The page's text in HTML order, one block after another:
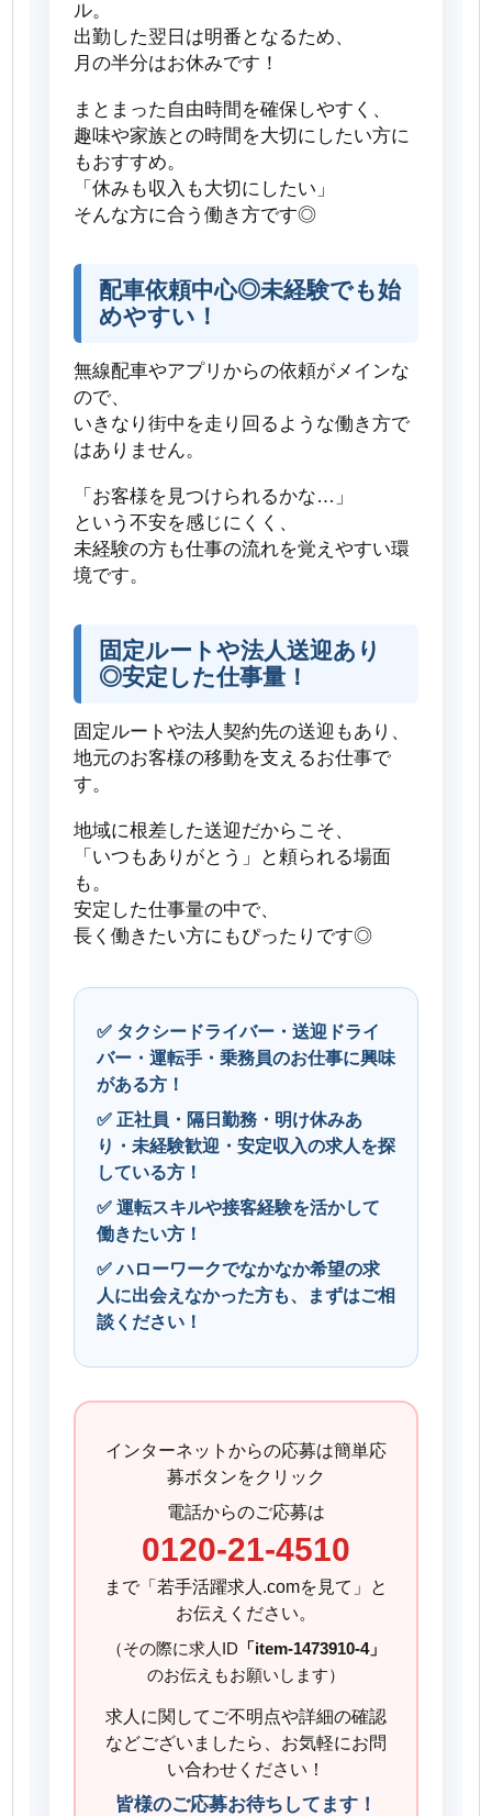
ル。
出勤した翌日は明番となるため、
月の半分はお休みです！
まとまった自由時間を確保しやすく、
趣味や家族との時間を大切にしたい方に
もおすすめ。
「休みも収入も大切にしたい」
そんな方に合う働き方です◎
配車依頼中心◎未経験でも始
めやすい！
無線配車やアプリからの依頼がメインな
ので、
いきなり街中を走り回るような働き方で
はありません。
「お客様を見つけられるかな…」
という不安を感じにくく、
未経験の方も仕事の流れを覚えやすい環
境です。
固定ルートや法人送迎あり
◎安定した仕事量！
固定ルートや法人契約先の送迎もあり、
地元のお客様の移動を支えるお仕事で
す。
地域に根差した送迎だからこそ、
「いつもありがとう」と頼られる場面
も。
安定した仕事量の中で、
長く働きたい方にもぴったりです◎
✅ タクシードライバー・送迎ドライ
バー・運転手・乗務員のお仕事に興味
がある方！
✅ 正社員・隔日勤務・明け休みあ
り・未経験歓迎・安定収入の求人を探
している方！
✅ 運転スキルや接客経験を活かして
働きたい方！
✅ ハローワークでなかなか希望の求
人に出会えなかった方も、まずはご相
談ください！
インターネットからの応募は簡単応
募ボタンをクリック
電話からのご応募は
0120-21-4510
まで「若手活躍求人.comを見て」と
お伝えください。
（その際に求人ID 「item-1473910-4」
のお伝えもお願いします）
求人に関してご不明点や詳細の確認
などございましたら、お気軽にお問
い合わせください！
皆様のご応募お待ちしてます！